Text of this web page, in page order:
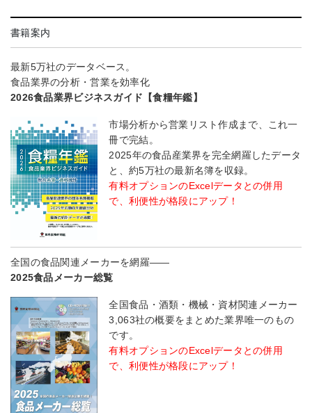
書籍案内
最新5万社のデータベース。
食品業界の分析・営業を効率化
2026食品業界ビジネスガイド【食糧年鑑】
市場分析から営業リスト作成まで、これ一
冊で完結。
2025年の食品産業界を完全網羅したデータ
と、約5万社の最新名簿を収録。
有料オプションのExcelデータとの併用
で、利便性が格段にアップ！
全国の食品関連メーカーを網羅――
2025食品メーカー総覧
全国食品・酒類・機械・資材関連メーカー
3,063社の概要をまとめた業界唯一のもの
です。
有料オプションのExcelデータとの併用
で、利便性が格段にアップ！